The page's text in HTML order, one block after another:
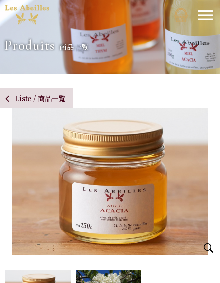
Produits 商品一覧
Liste / 商品一覧